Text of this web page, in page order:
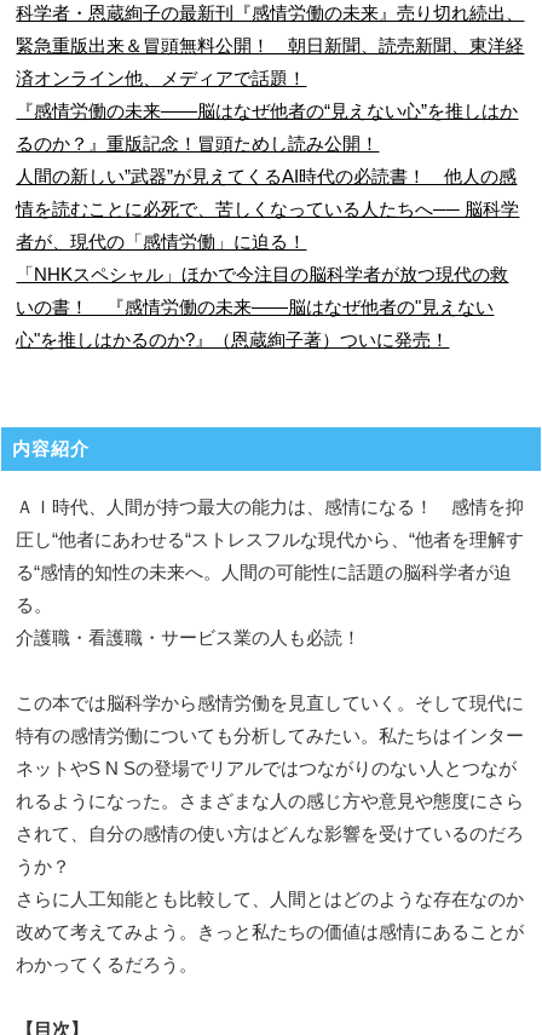
科学者・恩蔵絢子の最新刊『感情労働の未来』売り切れ続出、
緊急重版出来＆冒頭無料公開！ 朝日新聞、読売新聞、東洋経
済オンライン他、メディアで話題！
『感情労働の未来――脳はなぜ他者の“見えない心”を推しはか
るのか？』重版記念！冒頭ためし読み公開！
人間の新しい”武器”が見えてくるAI時代の必読書！ 他人の感
情を読むことに必死で、苦しくなっている人たちへ── 脳科学
者が、現代の「感情労働」に迫る！
「NHKスペシャル」ほかで今注目の脳科学者が放つ現代の救
いの書！ 『感情労働の未来――脳はなぜ他者の"見えない
心"を推しはかるのか?』（恩蔵絢子著）ついに発売！
内容紹介
ＡＩ時代、人間が持つ最大の能力は、感情になる！ 感情を抑
圧し“他者にあわせる“ストレスフルな現代から、“他者を理解す
る“感情的知性の未来へ。人間の可能性に話題の脳科学者が迫
る。
介護職・看護職・サービス業の人も必読！
この本では脳科学から感情労働を見直していく。そして現代に
特有の感情労働についても分析してみたい。私たちはインター
ネットやS N Sの登場でリアルではつながりのない人とつなが
れるようになった。さまざまな人の感じ方や意見や態度にさら
されて、自分の感情の使い方はどんな影響を受けているのだろ
うか？
さらに人工知能とも比較して、人間とはどのような存在なのか
改めて考えてみよう。きっと私たちの価値は感情にあることが
わかってくるだろう。
【目次】